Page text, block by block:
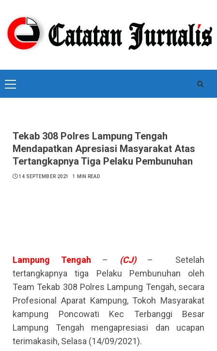
content
Primary
Menu
Tekab 308 Polres Lampung Tengah
Mendapatkan Apresiasi Masyarakat Atas
Tertangkapnya Tiga Pelaku Pembunuhan
14 SEPTEMBER 2021 1 MIN READ
Lampung Tengah – (CJ)– Setelah
tertangkapnya tiga Pelaku Pembunuhan oleh
Team Tekab 308 Polres Lampung Tengah, secara
Profesional Aparat Kampung, Tokoh Masyarakat
kampung Poncowati Kec Terbanggi Besar
Lampung Tengah mengapresiasi dan ucapan
terimakasih, Selasa (14/09/2021).